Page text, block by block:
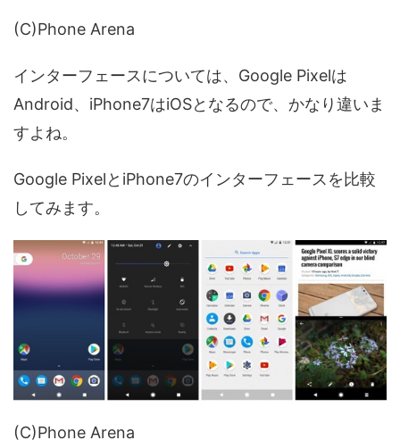
(C)Phone Arena
インターフェースについては、Google Pixelは
Android、iPhone7はiOSとなるので、かなり違いま
すよね。
Google PixelとiPhone7のインターフェースを比較
してみます。
(C)Phone Arena